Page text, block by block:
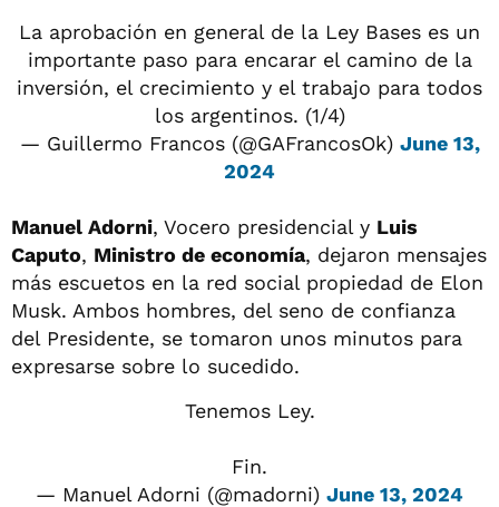
La aprobación en general de la Ley Bases es un
importante paso para encarar el camino de la
inversión, el crecimiento y el trabajo para todos
los argentinos. (1/4)
— Guillermo Francos (@GAFrancosOk) June 13,
2024
Manuel Adorni, Vocero presidencial y Luis
Caputo, Ministro de economía, dejaron mensajes
más escuetos en la red social propiedad de Elon
Musk. Ambos hombres, del seno de confianza
del Presidente, se tomaron unos minutos para
expresarse sobre lo sucedido.
Tenemos Ley.
Fin.
— Manuel Adorni (@madorni) June 13, 2024